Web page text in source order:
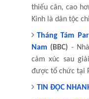
thiếu cân, cao
Kinh là dân tộc
Tháng Tám
Nam(BBC) -
cảm xúc sau
được tổ chức tại
TIN ĐỌC